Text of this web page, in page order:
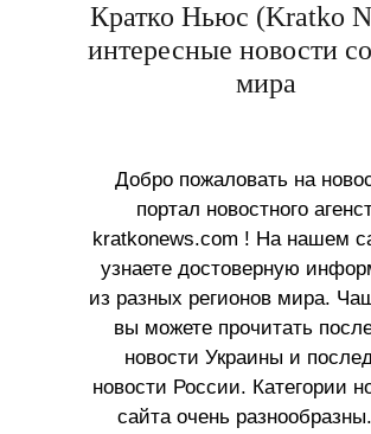
Кратко Ньюс (Kratko
интересные новости
мира
Добро пожаловать на
портал новостного
kratkonews.com ! На нашем
узнаете достоверную
из разных регионов мира.
вы можете прочитать
новости Украины и
новости России. Категории
сайта очень